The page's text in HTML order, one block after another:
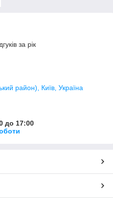
за рік
район), Київ, Україна
до 17:00